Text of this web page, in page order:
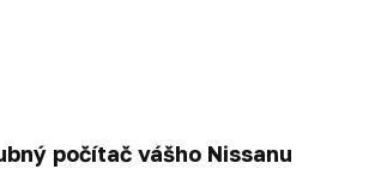
počítač vášho Nissanu